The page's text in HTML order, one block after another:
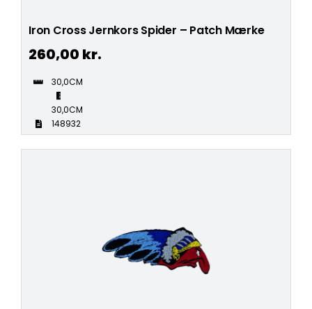
Iron Cross Jernkors Spider – Patch Mærke
260,00 kr.
30,0CM
30,0CM
148932